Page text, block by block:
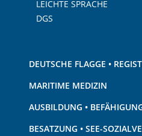
LEICHTE SPRACHE
DGS
DEUTSCHE FLAGGE •
MARITIME MEDIZIN
AUSBILDUNG •
BESATZUNG • SEE-